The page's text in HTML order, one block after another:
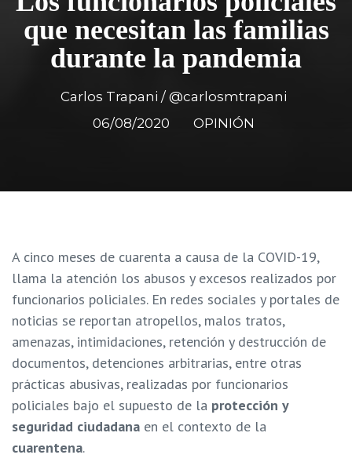
que necesitan las familias
durante la pandemia
Carlos Trapani / @carlosmtrapani
06/08/2020
OPINIÓN
A cinco meses de cuarenta a causa de la COVID-19,
llama la atención los abusos y excesos realizados por
funcionarios policiales. En redes sociales y portales de
noticias se reportan atropellos, malos tratos,
amenazas, intimidaciones, retención y destrucción de
documentos, detenciones arbitrarias, entre otras
prácticas abusivas, realizadas por funcionarios
policiales bajo el supuesto de la protección y
seguridad ciudadana en el contexto de la
cuarentena.